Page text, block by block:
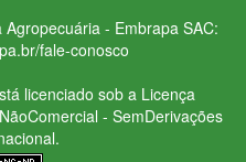
- Embrapa SAC:
fale-conosco
licenciado sob a Licença
- SemDerivações